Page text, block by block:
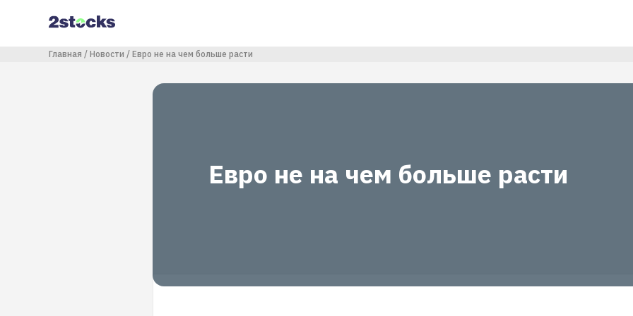
содержанию
Строка навигации
Главная Новости Евро не на чем больше расти
Евро не на чем больше расти